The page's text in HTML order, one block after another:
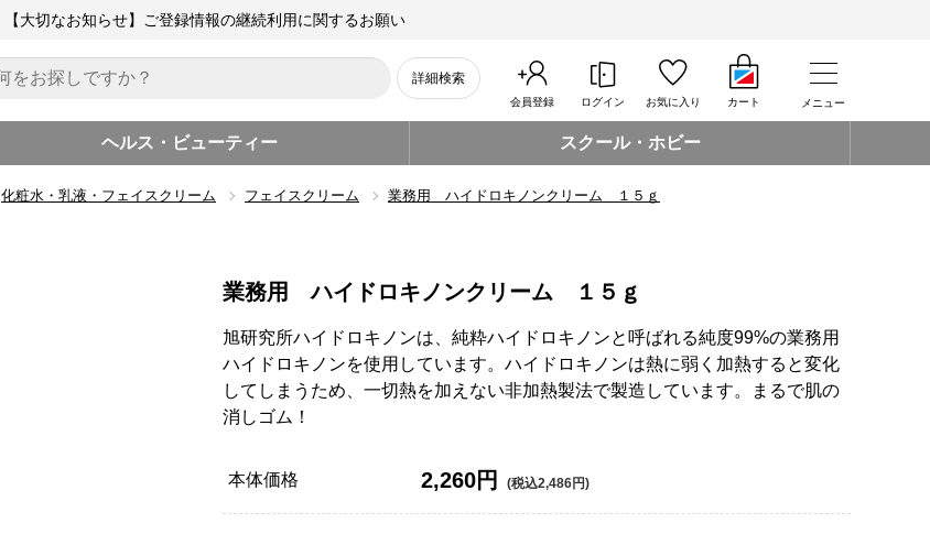
【大切なお知らせ】ご登録情報の継続利用に関するお願い
詳細検索
会員登録 ログイン お気に入り カート メニュー
ヘルス・ビューティー スクール・ホビー
化粧水・乳液・フェイスクリーム フェイスクリーム 業務用 ハイドロキノンクリーム １５ｇ
業務用 ハイドロキノンクリーム １５ｇ
旭研究所ハイドロキノンは、純粋ハイドロキノンと呼ばれる純度99%の業務用
ハイドロキノンを使用しています。ハイドロキノンは熱に弱く加熱すると変化
してしまうため、一切熱を加えない非加熱製法で製造しています。まるで肌の
消しゴム！
本体価格 2,260円 (税込2,486円)